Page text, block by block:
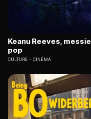
Keanu Reeves, messie
pop
CULTURE CINÉMA